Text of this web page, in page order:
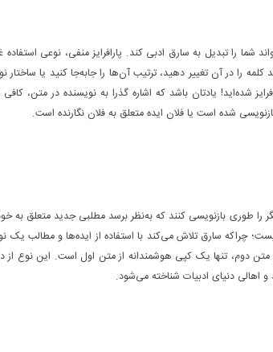
شما را تبدیل به سارق ادبی کند. پارافرایز منفی، نوعی
را در آن تغییر دهید، ترتیب آن‌ها را جابه‌جا کنید یا ساختار
شده‌اید! یادتان باشد که اشاره گذرا به نویسنده در متن،
شده است یا فلان ایده متعلق به فلان نگارنده است.
را طوری بازنویسی کنند که به‌نظر برسد مطلبی جدید متعلق
چراکه سارق تلاش می‌کند با استفاده از ایده‌ها و مطالب یک
دوم، تنها یک کپی هوشمندانه از متن اول است. این نوع از
اهالی دنیای ادبیات شناخته می‌شود.